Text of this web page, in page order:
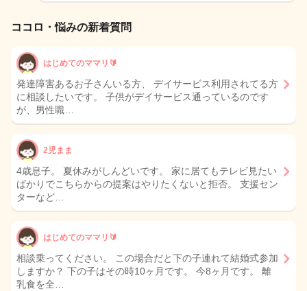
ココロ・悩みの新着質問
はじめてのママリ🔰
発達障害あるお子さんいる方、 デイサービス利用されてる方
に相談したいです。 子供がデイサービス通っているのです
が、男性職…
2児まま
4歳息子。 夏休みがしんどいです。 家に居てもテレビ見たい
ばかりでこちらからの提案はやりたくないと拒否。 支援セン
ターなど…
はじめてのママリ🔰
相談乗ってください。 この場合だと下の子連れて結婚式参加
しますか？ 下の子はその時10ヶ月です。 今8ヶ月です。 離
乳食を全…